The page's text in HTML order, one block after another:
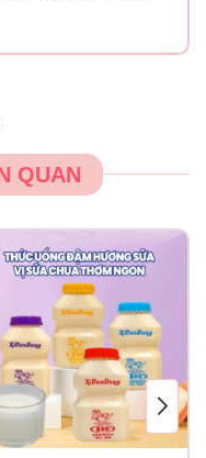
QUAN